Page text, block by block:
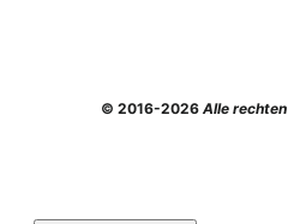
© 2016-2026Alle